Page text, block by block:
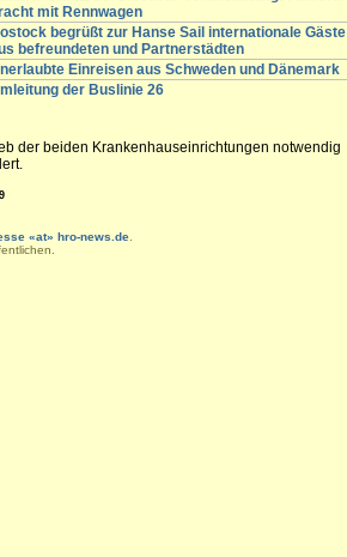
mit Rennwagen
begrüßt zur Hanse Sail internationale Gäste
befreundeten und Partnerstädten
Einreisen aus Schweden und Dänemark
der Buslinie 26
der beiden Krankenhauseinrichtungen notwendig
«at» hro-news.de